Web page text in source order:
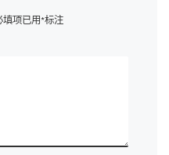
填项已用*标注